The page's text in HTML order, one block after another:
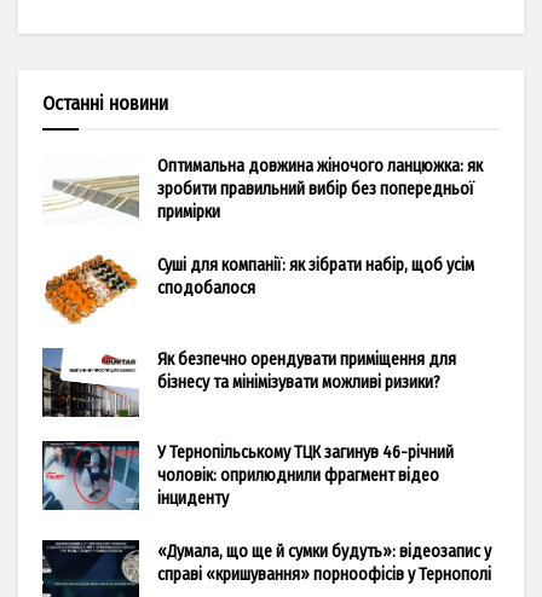
Останні новини
Оптимальна довжина жіночого ланцюжка: як
зробити правильний вибір без попередньої
примірки
Суші для компанії: як зібрати набір, щоб усім
сподобалося
Як безпечно орендувати приміщення для
бізнесу та мінімізувати можливі ризики?
У Тернопільському ТЦК загинув 46-річний
чоловік: оприлюднили фрагмент відео
інциденту
«Думала, що ще й сумки будуть»: відеозапис у
справі «кришування» порноофісів у Тернополі